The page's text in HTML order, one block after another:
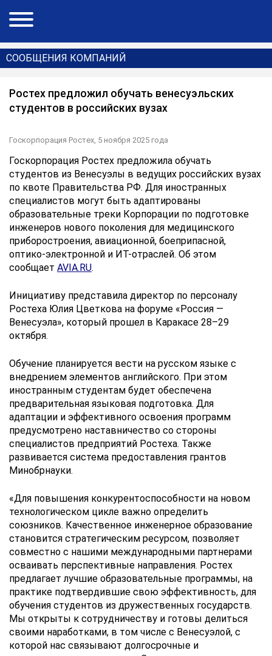
СООБЩЕНИЯ КОМПАНИЙ
Ростех предложил обучать венесуэльских
студентов в российских вузах
Госкорпорация Ростех, 5 ноября 2025 года
Госкорпорация Ростех предложила обучать
студентов из Венесуэлы в ведущих российских вузах
по квоте Правительства РФ. Для иностранных
специалистов могут быть адаптированы
образовательные треки Корпорации по подготовке
инженеров нового поколения для медицинского
приборостроения, авиационной, боеприпасной,
оптико-электронной и ИТ-отраслей. Об этом
сообщает AVIA.RU.
Инициативу представила директор по персоналу
Ростеха Юлия Цветкова на форуме «Россия —
Венесуэла», который прошел в Каракасе 28–29
октября.
Обучение планируется вести на русском языке с
внедрением элементов английского. При этом
иностранным студентам будет обеспечена
предварительная языковая подготовка. Для
адаптации и эффективного освоения программ
предусмотрено наставничество со стороны
специалистов предприятий Ростеха. Также
развивается система предоставления грантов
Минобрнауки.
«Для повышения конкурентоспособности на новом
технологическом цикле важно определить
союзников. Качественное инженерное образование
становится стратегическим ресурсом, позволяет
совместно с нашими международными партнерами
осваивать перспективные направления. Ростех
предлагает лучшие образовательные программы, на
практике подтвердившие свою эффективность, для
обучения студентов из дружественных государств.
Мы открыты к сотрудничеству и готовы делиться
своими наработками, в том числе с Венесуэлой, с
которой нас связывают долгосрочные и